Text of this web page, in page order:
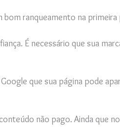
ranqueamento na primeira
É necessário que sua
que sua página pode
não pago. Ainda que